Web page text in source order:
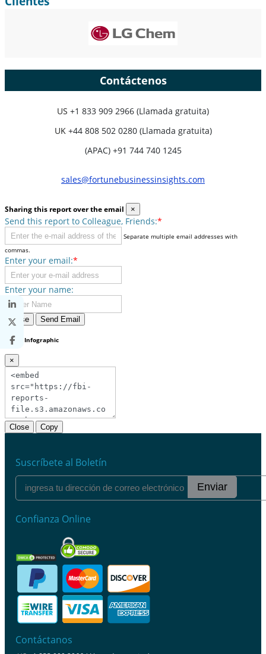
sobre el usuario final.
Contáctenos
US +1 833 909 2966 (Llamada gratuita)
UK +44 808 502 0280 (Llamada gratuita)
(APAC) +91 744 740 1245
sales@fortunebusinessinsights.com
Sharing this report over the email ×
Send this report to Colleague, Friends:*
Separate multiple email addresses with
commas.
Enter your email:*
Enter your name:
Close Send Email
Share Infographic
×
Close Copy
Suscríbete al Boletín
Enviar
Confianza Online
Contáctanos